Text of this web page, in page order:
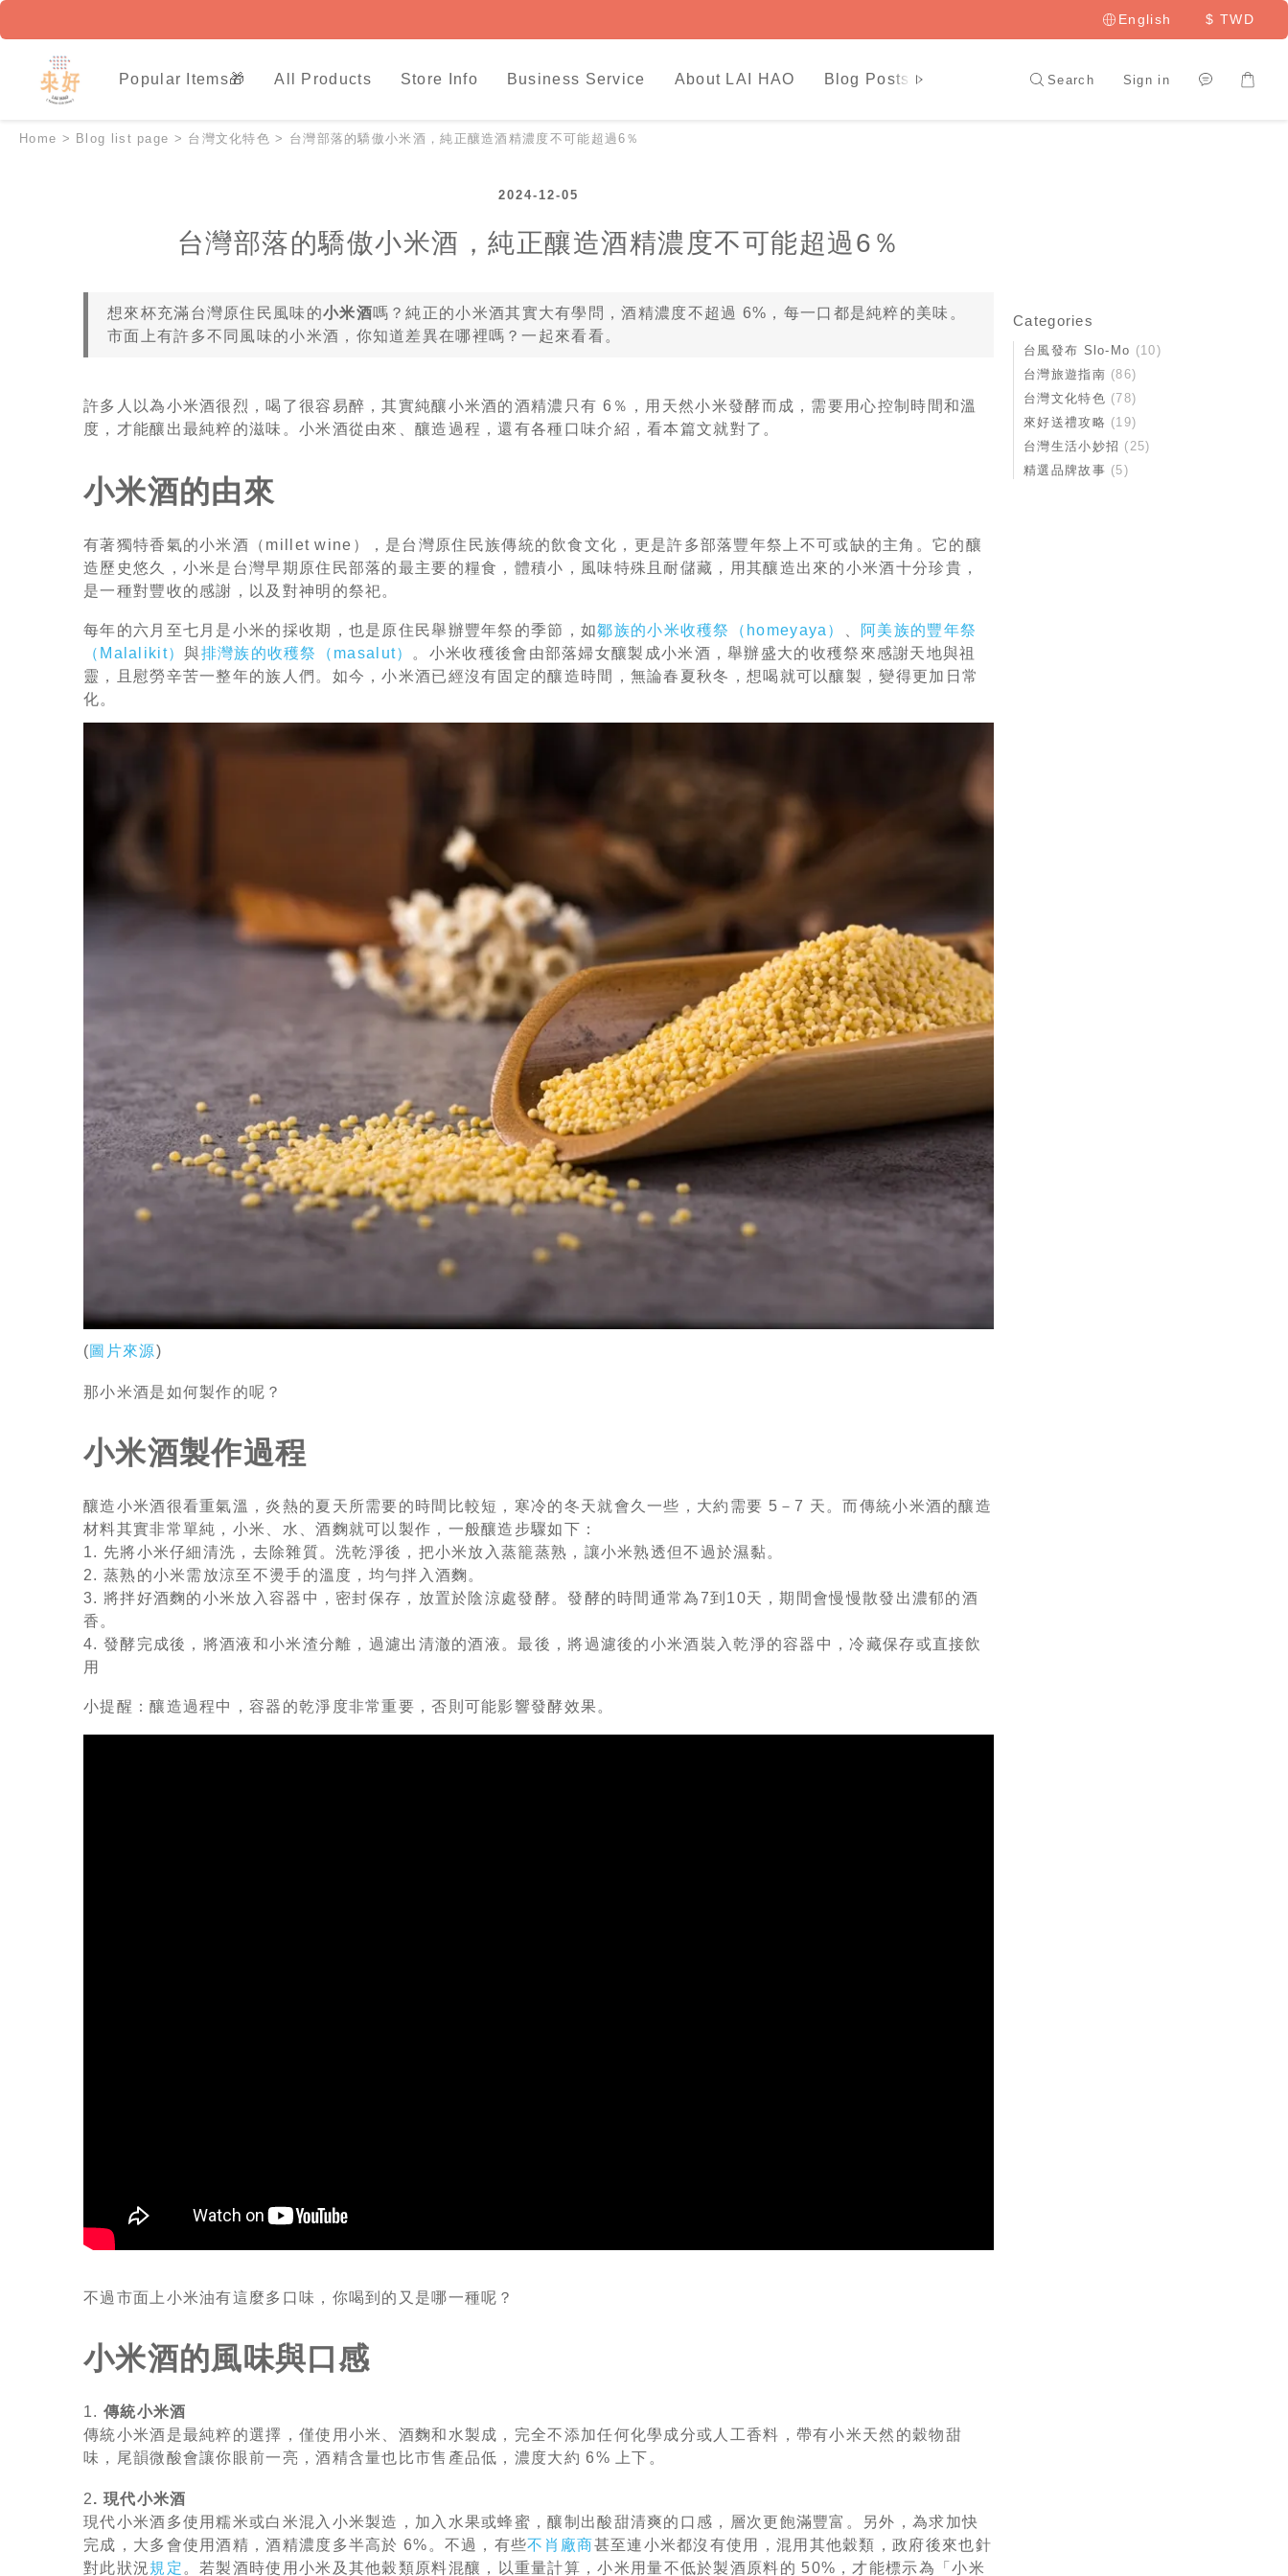
English $ TWD
Popular Items🎁 All Products Store Info Business Service About LAI HAO Blog Posts LAI HAO Member
Search Sign in
Home > Blog list page > 台灣文化特色 > 台灣部落的驕傲小米酒，純正釀造酒精濃度不可能超過6％
2024-12-05
台灣部落的驕傲小米酒，純正釀造酒精濃度不可能超過6％
想來杯充滿台灣原住民風味的小米酒嗎？純正的小米酒其實大有學問，酒精濃度不超過 6%，每一口都是純粹的美味。
市面上有許多不同風味的小米酒，你知道差異在哪裡嗎？一起來看看。
許多人以為小米酒很烈，喝了很容易醉，其實純釀小米酒的酒精濃只有 6％，用天然小米發酵而成，需要用心控制時間和溫
度，才能釀出最純粹的滋味。小米酒從由來、釀造過程，還有各種口味介紹，看本篇文就對了。
小米酒的由來
有著獨特香氣的小米酒（millet wine），是台灣原住民族傳統的飲食文化，更是許多部落豐年祭上不可或缺的主角。它的釀
造歷史悠久，小米是台灣早期原住民部落的最主要的糧食，體積小，風味特殊且耐儲藏，用其釀造出來的小米酒十分珍貴，
是一種對豐收的感謝，以及對神明的祭祀。
每年的六月至七月是小米的採收期，也是原住民舉辦豐年祭的季節，如鄒族的小米收穫祭（homeyaya）
阿美族的豐年祭
（Malalikit）與排灣族的收穫祭（masalut） 。小米收穫後會由部落婦女釀製成小米酒，舉辦盛大的收穫祭來感謝天地與祖
靈，且慰勞辛苦一整年的族人們。如今，小米酒已經沒有固定的釀造時間，無論春夏秋冬，想喝就可以釀製，變得更加日常
化。
(圖片來源)
那小米酒是如何製作的呢？
小米酒製作過程
釀造小米酒很看重氣溫，炎熱的夏天所需要的時間比較短，寒冷的冬天就會久一些，大約需要 5－7 天。而傳統小米酒的釀造
材料其實非常單純，小米、水、酒麴就可以製作，一般釀造步驟如下：
1. 先將小米仔細清洗，去除雜質。洗乾淨後，把小米放入蒸籠蒸熟，讓小米熟透但不過於濕黏。
2. 蒸熟的小米需放涼至不燙手的溫度，均勻拌入酒麴。
3. 將拌好酒麴的小米放入容器中，密封保存，放置於陰涼處發酵。發酵的時間通常為7到10天，期間會慢慢散發出濃郁的酒
香。
4. 發酵完成後，將酒液和小米渣分離，過濾出清澈的酒液。最後，將過濾後的小米酒裝入乾淨的容器中，冷藏保存或直接飲
用
小提醒：釀造過程中，容器的乾淨度非常重要，否則可能影響發酵效果。
不過市面上小米油有這麼多口味，你喝到的又是哪一種呢？
小米酒的風味與口感
1. 傳統小米酒
傳統小米酒是最純粹的選擇，僅使用小米、酒麴和水製成，完全不添加任何化學成分或人工香料，帶有小米天然的穀物甜
味，尾韻微酸會讓你眼前一亮，酒精含量也比市售產品低，濃度大約 6% 上下。
2. 現代小米酒
現代小米酒多使用糯米或白米混入小米製造，加入水果或蜂蜜，釀制出酸甜清爽的口感，層次更飽滿豐富。另外，為求加快
完成，大多會使用酒精，酒精濃度多半高於 6%。不過，有些不肖廠商甚至連小米都沒有使用，混用其他穀類，政府後來也針
對此狀況 規定 。若製酒時使用小米及其他穀類原料混釀，以重量計算，小米用量不低於製酒原料的 50%，才能標示為「小米
Categories
台風發布 Slo-Mo (10)
台灣旅遊指南 (86)
台灣文化特色 (78)
來好送禮攻略 (19)
台灣生活小妙招 (25)
精選品牌故事 (5)